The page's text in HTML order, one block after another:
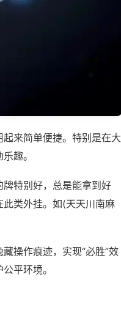
来简单便捷。特别是在大
趣。
特别好，总是能拿到好
类外挂。如(天天川南麻
操作痕迹，实现“必胜”效
平环境。